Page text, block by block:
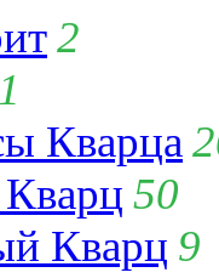
2
Кварца
50
Кварц 9